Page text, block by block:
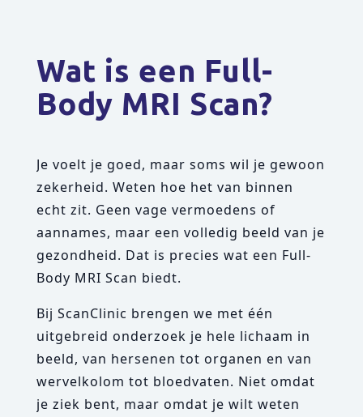
Wat is een Full-
Body MRI Scan?
Je voelt je goed, maar soms wil je gewoon
zekerheid. Weten hoe het van binnen
echt zit. Geen vage vermoedens of
aannames, maar een volledig beeld van je
gezondheid. Dat is precies wat een Full-
Body MRI Scan biedt.
Bij ScanClinic brengen we met één
uitgebreid onderzoek je hele lichaam in
beeld, van hersenen tot organen en van
wervelkolom tot bloedvaten. Niet omdat
je ziek bent, maar omdat je wilt weten